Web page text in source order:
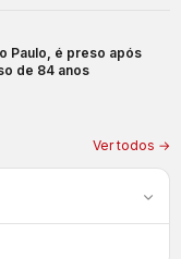
Paulo, é preso após
de 84 anos
Ver todos →